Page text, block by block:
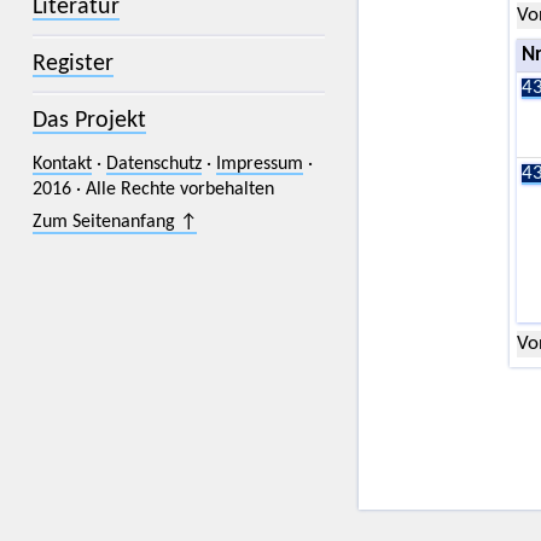
Literatur
Register
Das Projekt
Kontakt· Datenschutz· Impressum ·
2016 · Alle Rechte vorbehalten
Zum Seitenanfang ↑